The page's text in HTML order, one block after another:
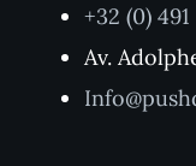
+32 (0)
Av.